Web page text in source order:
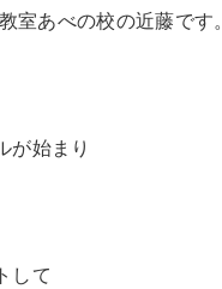
室あべの校の近藤です。
が始まり
して